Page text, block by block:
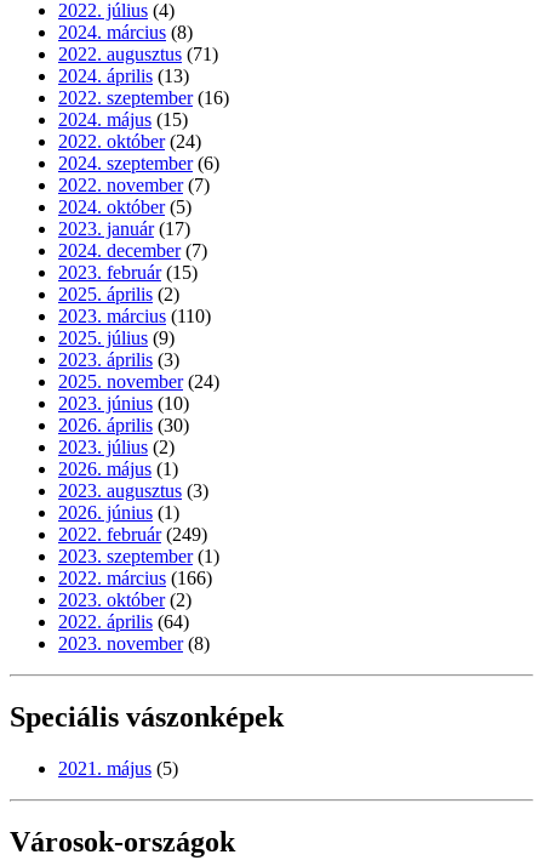
2022. július (4)
2024. március (8)
2022. augusztus (71)
2024. április (13)
2022. szeptember (16)
2024. május (15)
2022. október (24)
2024. szeptember (6)
2022. november (7)
2024. október (5)
2023. január (17)
2024. december (7)
2023. február (15)
2025. április (2)
2023. március (110)
2025. július (9)
2023. április (3)
2025. november (24)
2023. június (10)
2026. április (30)
2023. július (2)
2026. május (1)
2023. augusztus (3)
2026. június (1)
2022. február (249)
2023. szeptember (1)
2022. március (166)
2023. október (2)
2022. április (64)
2023. november (8)
Speciális vászonképek
2021. május (5)
Városok-országok